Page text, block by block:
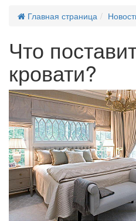
Главная страница
Что
кровати?